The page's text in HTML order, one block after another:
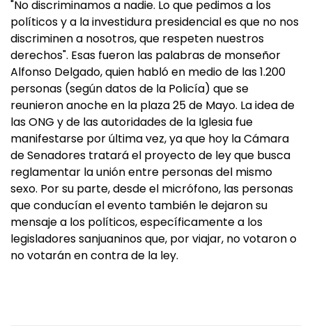
"No discriminamos a nadie. Lo que pedimos a los
políticos y a la investidura presidencial es que no nos
discriminen a nosotros, que respeten nuestros
derechos". Esas fueron las palabras de monseñor
Alfonso Delgado, quien habló en medio de las 1.200
personas (según datos de la Policía) que se
reunieron anoche en la plaza 25 de Mayo. La idea de
las ONG y de las autoridades de la Iglesia fue
manifestarse por última vez, ya que hoy la Cámara
de Senadores tratará el proyecto de ley que busca
reglamentar la unión entre personas del mismo
sexo. Por su parte, desde el micrófono, las personas
que conducían el evento también le dejaron su
mensaje a los políticos, específicamente a los
legisladores sanjuaninos que, por viajar, no votaron o
no votarán en contra de la ley.